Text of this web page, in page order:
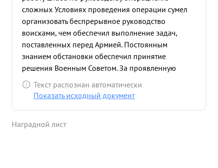
сложных Условиях проведения операции сумел
организовать беспрерывное руководство
воисками, чем обеспечил выполнение задач,
поставленных перед Армией. Постоянным
знанием обстановки обеспечил принятие
решения Военным Советом. За проявленную
отвагу и мужество ДОСТОИН НАГ- РАЖДЕНИЯ
ОРДЕНОМ КРАСНОЕ ЗНАМЯ. ...»
Текст распознан автоматически
Показать исходный документ
Наградной лист